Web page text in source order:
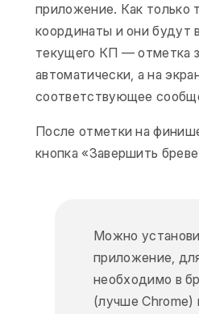
приложение. Как только
координаты и они будут
текущего КП — отметка
автоматически, а на
соответствующее
После отметки на
кнопка «Завершить
Можно
приложение,
необходимо в
(лучше Chrome)